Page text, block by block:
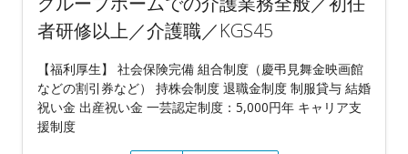
者研修以上／介護職／KGS45
【福利厚生】 社会保険完備 組合制度（慶弔見舞金映画館
などの割引券など） 持株会制度 退職金制度 制服貸与 結婚
祝い金 出産祝い金 一芸認定制度：5,000円年 キャリア支
援制度